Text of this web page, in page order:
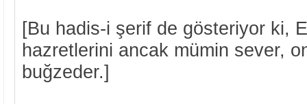
[Bu hadis-i şerif de gösteriyor ki,
hazretlerini ancak mümin sever,
buğzeder.]